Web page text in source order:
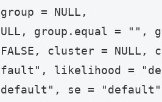
= NULL,
group.equal = "",
cluster = NULL,
likelihood =
se =